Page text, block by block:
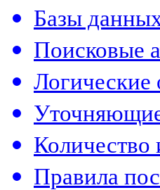
Базы
Поисковые
Логические
Количество
Правила